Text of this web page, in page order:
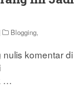
Blogging,
komentar di
…